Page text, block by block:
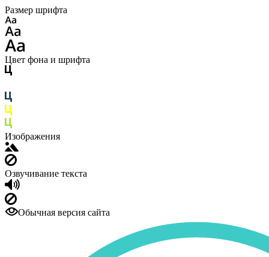
Размер шрифта
Цвет фона и шрифта
Изображения
Озвучивание текста
Обычная версия сайта